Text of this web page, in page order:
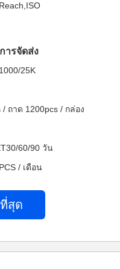
ารจัดส่ง
25K
ถาด 1200pcs / กล่อง
60/90 วัน
/ เดือน
สุด